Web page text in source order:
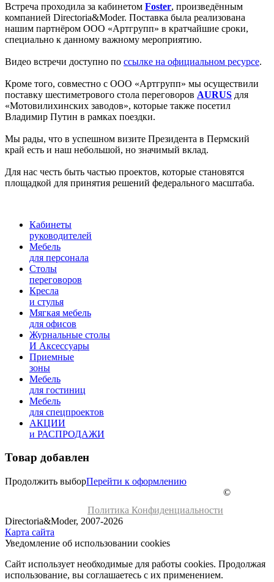
Встреча проходила за кабинетом Foster, произведённым
компанией Directoria&Moder. Поставка была реализована
нашим партнёром ООО «Артгрупп» в кратчайшие сроки,
специально к данному важному мероприятию.
Видео встречи доступно по ссылке на официальном ресурсе.
Кроме того, совместно с ООО «Артгрупп» мы осуществили
поставку шестиметрового стола переговоров AURUS для
«Мотовилихинских заводов», которые также посетил
Владимир Путин в рамках поездки.
Мы рады, что в успешном визите Президента в Пермский
край есть и наш небольшой, но значимый вклад.
Для нас честь быть частью проектов, которые становятся
площадкой для принятия решений федерального масштаба.
Кабинеты
руководителей
Мебель
для персонала
Столы
переговоров
Кресла
и стулья
Мягкая мебель
для офисов
Журнальные столы
И Аксессуары
Приемные
зоны
Мебель
для гостиниц
Мебель
для cпецпроектов
АКЦИИ
и РАСПРОДАЖИ
Товар добавлен
Продолжить выборПерейти к оформлению
Политика Конфиденциальности
©
Directoria&Moder, 2007-2026
Карта сайта
Уведомление об использовании cookies
Сайт использует необходимые для работы cookies. Продолжая
использование, вы соглашаетесь с их применением.